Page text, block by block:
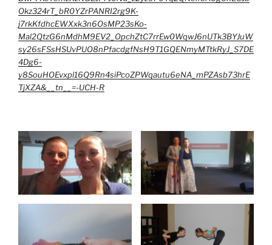
Okz324rT_bR0YZrPANRI2rg9K-
j7rkKfdhcEWXxk3n6OsMP23sKo-
Mal2QtzG6nMdhM9EV2_OpchZtC7rrEw0WqwJ6nUTk3BYJuW
sy26sFSsHSUvPUO8nPfacdgfNsH9T1GQENmyMTtkRyJ_S7DE
4Dg6-
y8SouHOEvxpl16Q9Rn4siPcoZPWqautu6eNA_mPZAsb73hrE
TjXZA&__tn__=-UCH-R